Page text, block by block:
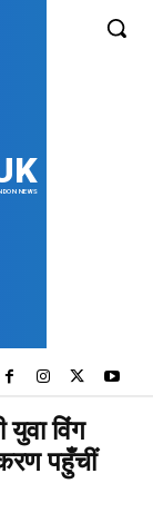
NEWS
विंग
पहुँचीं